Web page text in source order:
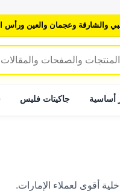
وعجمان والعين ورأس
أساسية جاكيتات فليس
أقوى لعملاء الإمارات.